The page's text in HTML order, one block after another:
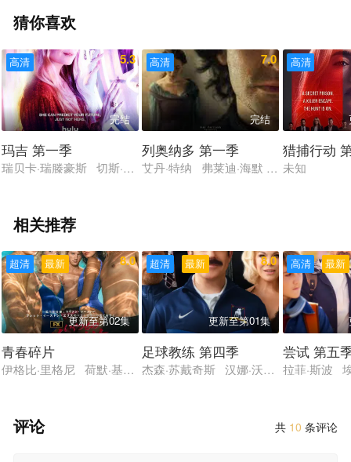
猜你喜欢
高清 5.3
完结
玛吉 第一季
瑞贝卡·瑞滕豪斯 切斯·玛瑟尔 Adam Korson 特论特·加内特 妮
高清 7.0
完结
列奥纳多 第一季
艾丹·特纳 弗莱迪·海默 马蒂尔达·德·
高清
猎捕行动
未知
相关推荐
最新
超清 8.0
更新至第02集
青春碎片
伊格比·里格尼 荷默·基尔 格拉汉姆·坎贝尔 韦斯·本特利 埃文·
最新
超清 8.0
更新至第01集
足球教练 第四季
杰森·苏戴奇斯 汉娜·沃丁厄姆 朱诺·
最新
高清
尝试 第五
拉菲·斯波
共 10 条评论
评论